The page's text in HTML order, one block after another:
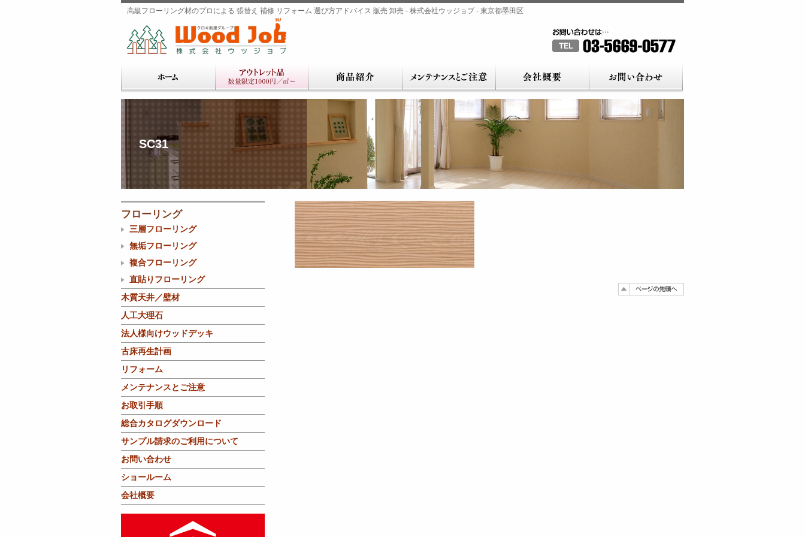
高級フローリング材のプロによる 張替え 補修 リフォーム 選び方アドバイス 販売 卸売 - 株式会社ウッジョブ - 東京都墨田区
SC31
フローリング
三層フローリング
無垢フローリング
複合フローリング
直貼りフローリング
木質天井／壁材
人工大理石
法人様向けウッドデッキ
古床再生計画
リフォーム
メンテナンスとご注意
お取引手順
総合カタログダウンロード
サンプル請求のご利用について
お問い合わせ
ショールーム
会社概要